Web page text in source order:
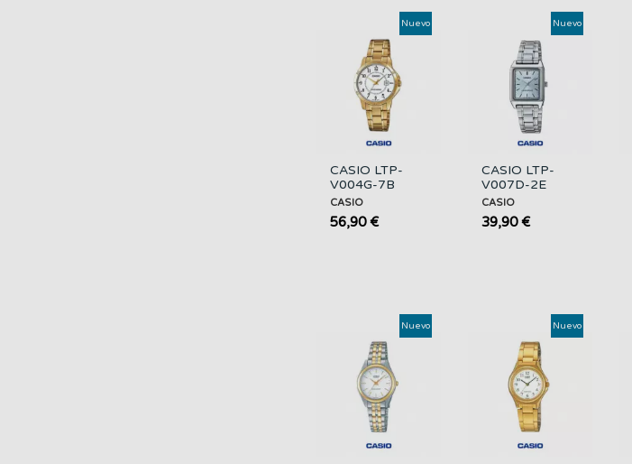
CASIO LTP-
V004G-7B
Mujer | Dorado
y Esfera Blanca
CASIO
56,90 €
Nuevo
CASIO LTP-
V007D-2E
Mujer |
Plateado y
Esfera Azul
CASIO
39,90 €
Nuevo
Nuevo Nuevo